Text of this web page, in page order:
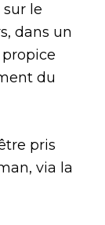
le
dans un
du
pris
via la